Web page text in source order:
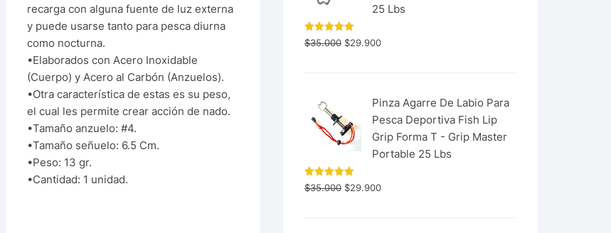
recarga con alguna fuente de luz externa
y puede usarse tanto para pesca diurna
como nocturna.
•Elaborados con Acero Inoxidable
(Cuerpo) y Acero al Carbón (Anzuelos).
•Otra característica de estas es su peso,
el cual les permite crear acción de nado.
•Tamaño anzuelo: #4.
•Tamaño señuelo: 6.5 Cm.
•Peso: 13 gr.
•Cantidad: 1 unidad.
25 Lbs
Valorado
con 5.00
$35.000 $29.900
Pinza Agarre De Labio Para
Pesca Deportiva Fish Lip
Grip Forma T - Grip Master
Portable 25 Lbs
Valorado
con 5.00
$35.000 $29.900